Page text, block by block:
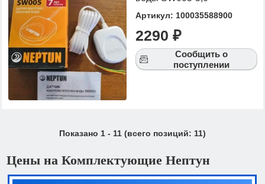
Артикул: 100035588900
2290 ₽
Сообщить о
поступлении
Показано 1 - 11 (всего позиций: 11)
Цены на Комплектующие Нептун